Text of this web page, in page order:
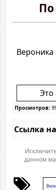
Это
Просмотров:
Ссылка
данном